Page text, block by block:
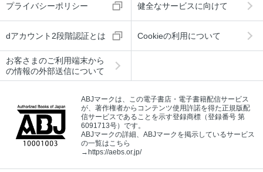
プライバシーポリシー 健全なサービスに向けて
dアカウント2段階認証とは Cookieの利用について
お客さまのご利用端末から
の情報の外部送信について
ABJマークは、この電子書店・電子書籍配信サービス
が、著作権者からコンテンツ使用許諾を得た正規版配
信サービスであることを示す登録商標（登録番号 第
6091713号）です。
ABJマークの詳細、ABJマークを掲示しているサービス
の一覧はこちら
→https://aebs.or.jp/